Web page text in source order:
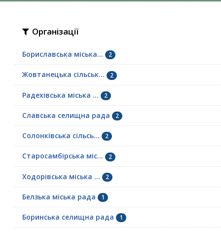
Організації
Бориславська міська... 2
Жовтанецька сільськ... 2
Радехівська міська ... 2
Славська селищна рада 2
Солонківська сільсь... 2
Старосамбірська міс... 2
Ходорівська міська ... 2
Белзька міська рада 1
Боринська селищна рада 1